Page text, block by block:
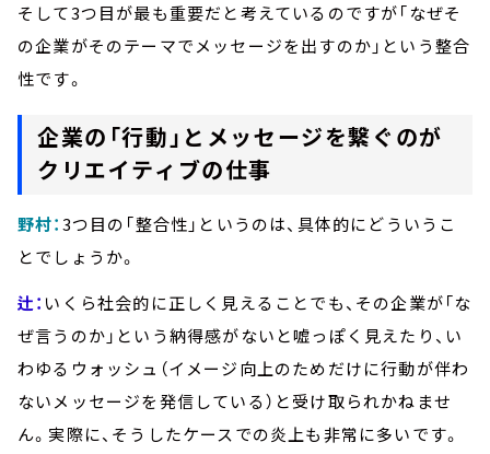
そして3つ目が最も重要だと考えているのですが「なぜそ
の企業がそのテーマでメッセージを出すのか」という整合
性です。
企業の「行動」とメッセージを繋ぐのが
クリエイティブの仕事
野村：3つ目の「整合性」というのは、具体的にどういうこ
とでしょうか。
辻： いくら社会的に正しく見えることでも、その企業が「な
ぜ言うのか」という納得感がないと嘘っぽく見えたり、い
わゆるウォッシュ（イメージ向上のためだけに行動が伴わ
ないメッセージを発信している）と受け取られかねませ
ん。実際に、そうしたケースでの炎上も非常に多いです。